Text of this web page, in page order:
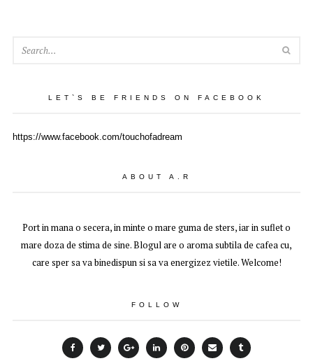
LET`S BE FRIENDS ON FACEBOOK
https://www.facebook.com/touchofadream
ABOUT A.R
Port in mana o secera, in minte o mare guma de sters, iar in suflet o
mare doza de stima de sine. Blogul are o aroma subtila de cafea cu,
care sper sa va binedispun si sa va energizez vietile. Welcome!
FOLLOW